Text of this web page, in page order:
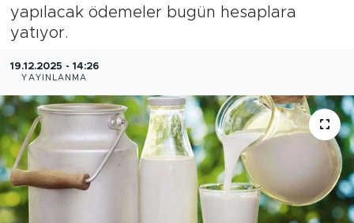
yapılacak ödemeler bugün hesaplara
yatıyor.
19.12.2025 - 14:26
YAYINLANMA